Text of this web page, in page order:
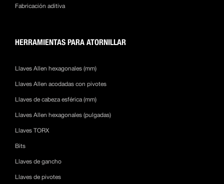
Fabricación aditiva
HERRAMIENTAS PARA ATORNILLAR
Llaves Allen hexagonales (mm)
Llaves Allen acodadas con pivotes
Llaves de cabeza esférica (mm)
Llaves Allen hexagonales (pulgadas)
Llaves TORX
Bits
Llaves de gancho
Llaves de pivotes